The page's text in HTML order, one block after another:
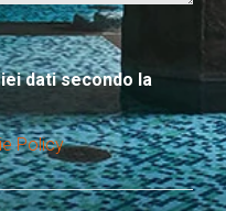
dati secondo la
Policy